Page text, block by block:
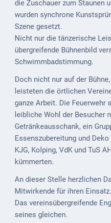
die Zuschauer zum Staunen
wurden synchrone
Szene gesetzt.
Nicht nur die tänzerische
übergreifende Bühnenbild
Schwimmbadstimmung.
Doch nicht nur auf der
leisteten die örtlichen
ganze Arbeit. Die Feuerwehr
leibliche Wohl der Besucher
Getränkeausschank, ein
Essenszubereitung und
KJG, Kolping, VdK und TuS
kümmerten.
An dieser Stelle herzlichen
Mitwirkende für ihren Einsatz.
Das vereinsübergreifende
seines gleichen.